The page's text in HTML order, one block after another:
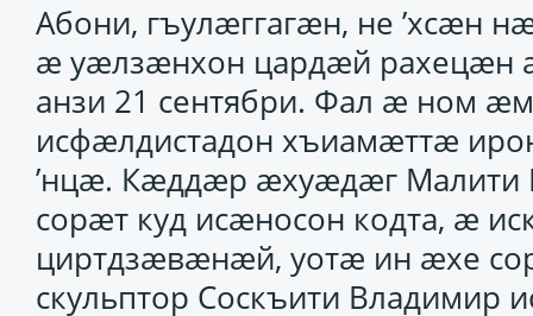
Абони, гъулӕггагӕн, не ’хсӕн
ӕ уӕлзӕнхон цардӕй рахецӕн
анзи 21 сентябри. Фал ӕ ном
исфӕлдистадон хъиамӕттӕ
’нцӕ. Кӕддӕр ӕхуӕдӕг Малити
сорӕт куд исӕносон кодта, ӕ
циртдзӕвӕнӕй, уотӕ ин ӕхе
скульптор Соскъити Владимир